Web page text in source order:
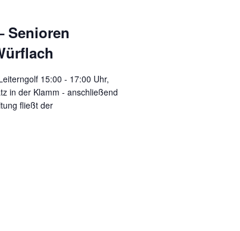
Senioren
15:00 - 17:00 Uhr,
in der Klamm - anschließend
fließt der